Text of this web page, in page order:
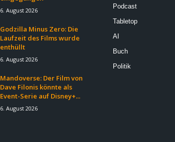
6. August 2026
Godzilla Minus Zero: Die
Laufzeit des Films wurde
enthüllt
6. August 2026
Mandoverse: Der Film von
Dave Filonis könnte als
Event-Serie auf Disney+...
6. August 2026
Podcast
Tabletop
AI
Buch
Politik